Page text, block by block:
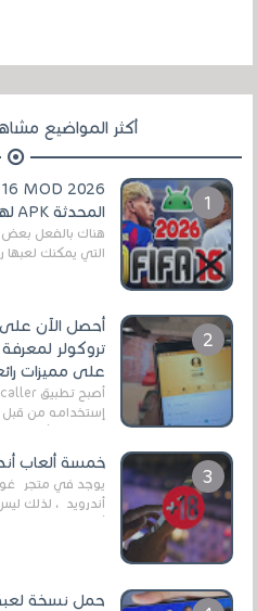
أكثر المواضيع
المحدثة APK لهواتف الأندرويد
هناك بالفعل بعض
التي يمكنك
أحصل الآن
تروكولر
على مميزات
إستخدامه من قبل
خمسة ألعاب
يوجد في متجر
أندرويد ، لذلك